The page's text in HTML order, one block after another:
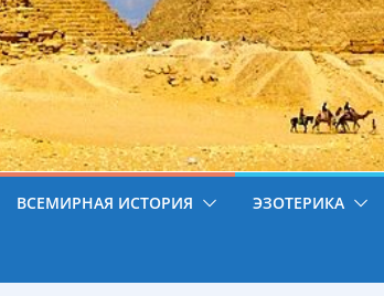
ВСЕМИРНАЯ ИСТОРИЯ ЭЗОТЕРИКА